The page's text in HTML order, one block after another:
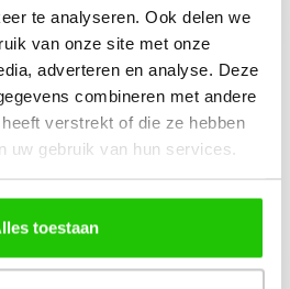
te analyseren. Ook delen we
van onze site met onze
adverteren en analyse. Deze
combineren met andere
verstrekt of die ze hebben
uw gebruik van hun services.
toestaan